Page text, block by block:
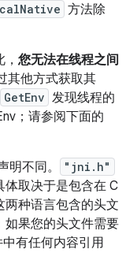
方法除
您无法在线程之间
其他方式获取其
GetEnv 发现线程的
；请参阅下面的
明不同。
"jni.h"
体取决于是包含在 C
两种语言包含的头文
如果您的头文件需要
中有任何内容引用